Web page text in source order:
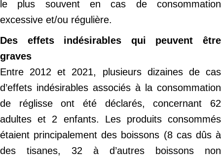
le plus souvent en cas de consommation
excessive et/ou régulière.
Des effets indésirables qui peuvent être
graves
Entre 2012 et 2021, plusieurs dizaines de cas
d’effets indésirables associés à la consommation
de réglisse ont été déclarés, concernant 62
adultes et 2 enfants. Les produits consommés
étaient principalement des boissons (8 cas dûs à
des tisanes, 32 à d’autres boissons non